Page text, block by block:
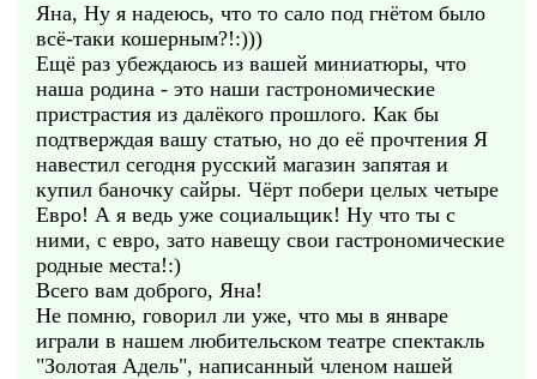
Яна, Ну я надеюсь, что то сало под гнётом было
всё-таки кошерным?!:)))
Ещё раз убеждаюсь из вашей миниатюры, что
наша родина - это наши гастрономические
пристрастия из далёкого прошлого. Как бы
подтверждая вашу статью, но до её прочтения Я
навестил сегодня русский магазин запятая и
купил баночку сайры. Чёрт побери целых четыре
Евро! А я ведь уже социальщик! Ну что ты с
ними, с евро, зато навещу свои гастрономические
родные места!:)
Всего вам доброго, Яна!
Не помню, говорил ли уже, что мы в январе
играли в нашем любительском театре спектакль
"Золотая Адель", написанный членом нашей